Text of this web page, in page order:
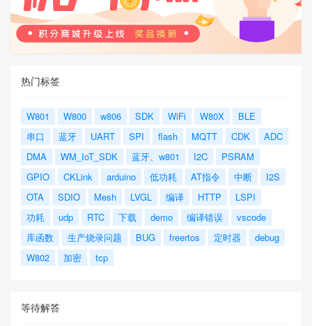
热门标签
W801 W800 w806 SDK WiFi W80X
BLE
串口
蓝牙 UART SPI flash MQTT CDK
ADC
DMA
WM_IoT_SDK 蓝牙、w801 I2C
PSRAM
GPIO
CKLink arduino 低功耗 AT指令 中断
I2S
OTA
SDIO Mesh LVGL 编译 HTTP
LSPI
功耗
udp RTC 下载 demo 编译错误
vscode
库函数
生产烧录问题 BUG freertos 定时器
debug
W802
加密 tcp
等待解答